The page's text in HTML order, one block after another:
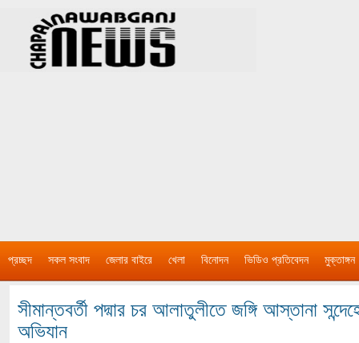
প্রচ্ছদ সকল সংবাদ জেলার বাইরে খেলা বিনোদন ভিডিও প্রতিবেদন মুক্তাঙ্গন
সীমান্তবর্তী পদ্মার চর আলাতুলীতে জঙ্গি আস্তানা
অভিযান